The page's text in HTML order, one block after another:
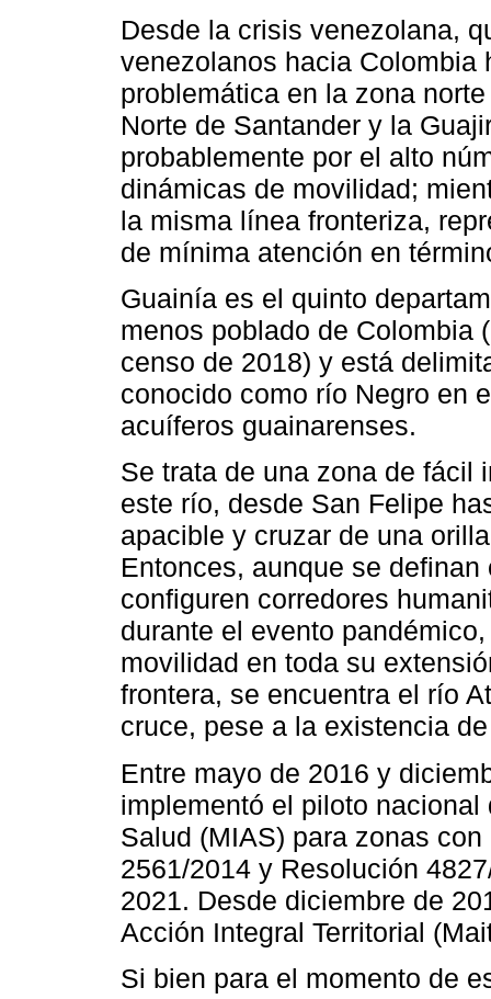
Desde la crisis venezolana,
venezolanos hacia Colombia
problemática en la zona
Norte de Santander y la
probablemente por el alto
dinámicas de movilidad;
la misma línea fronteriza,
de mínima atención en
Guainía es el quinto
menos poblado de Colombia
censo de 2018) y está
conocido como río Negro en
acuíferos guainarenses.
Se trata de una zona de fácil
este río, desde San Felipe
apacible y cruzar de una
Entonces, aunque se
configuren corredores
durante el evento
movilidad en toda su
frontera, se encuentra el río
cruce, pese a la existencia
Entre mayo de 2016 y
implementó el piloto
Salud (MIAS) para zonas
2561/2014 y Resolución
2021. Desde diciembre de
Acción Integral Territorial
Si bien para el momento de